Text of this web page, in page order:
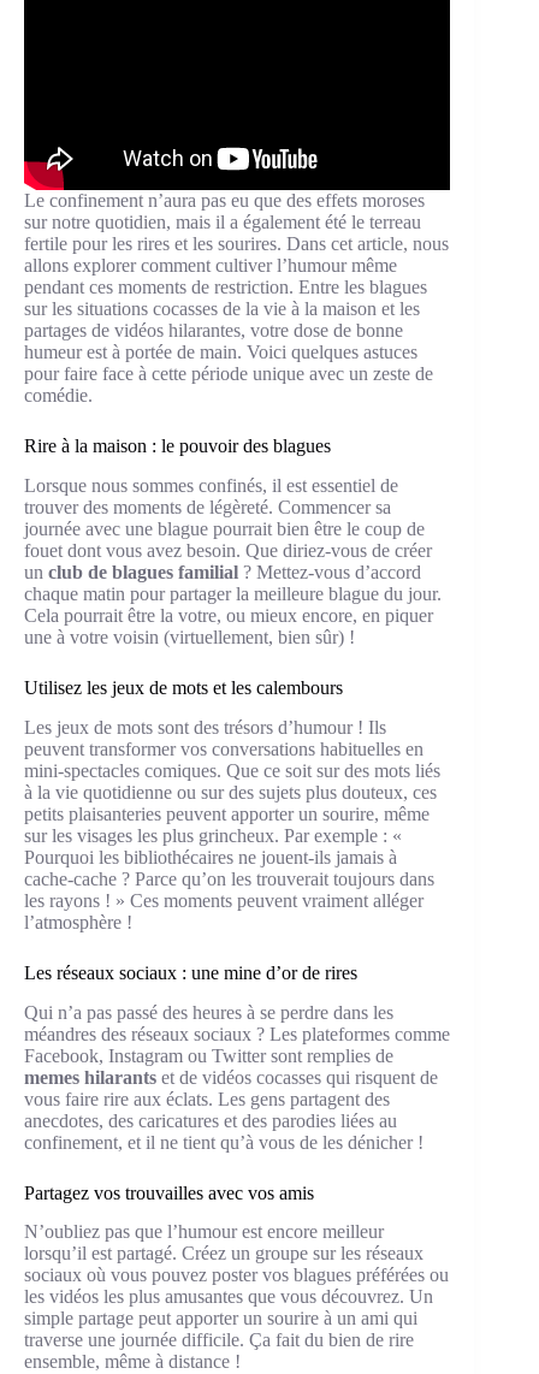
Le confinement n’aura pas eu que des effets moroses
sur notre quotidien, mais il a également été le terreau
fertile pour les rires et les sourires. Dans cet article, nous
allons explorer comment cultiver l’humour même
pendant ces moments de restriction. Entre les blagues
sur les situations cocasses de la vie à la maison et les
partages de vidéos hilarantes, votre dose de bonne
humeur est à portée de main. Voici quelques astuces
pour faire face à cette période unique avec un zeste de
comédie.
Rire à la maison : le pouvoir des blagues
Lorsque nous sommes confinés, il est essentiel de
trouver des moments de légèreté. Commencer sa
journée avec une blague pourrait bien être le coup de
fouet dont vous avez besoin. Que diriez-vous de créer
un club de blagues familial ? Mettez-vous d’accord
chaque matin pour partager la meilleure blague du jour.
Cela pourrait être la votre, ou mieux encore, en piquer
une à votre voisin (virtuellement, bien sûr) !
Utilisez les jeux de mots et les calembours
Les jeux de mots sont des trésors d’humour ! Ils
peuvent transformer vos conversations habituelles en
mini-spectacles comiques. Que ce soit sur des mots liés
à la vie quotidienne ou sur des sujets plus douteux, ces
petits plaisanteries peuvent apporter un sourire, même
sur les visages les plus grincheux. Par exemple : «
Pourquoi les bibliothécaires ne jouent-ils jamais à
cache-cache ? Parce qu’on les trouverait toujours dans
les rayons ! » Ces moments peuvent vraiment alléger
l’atmosphère !
Les réseaux sociaux : une mine d’or de rires
Qui n’a pas passé des heures à se perdre dans les
méandres des réseaux sociaux ? Les plateformes comme
Facebook, Instagram ou Twitter sont remplies de
memes hilarants et de vidéos cocasses qui risquent de
vous faire rire aux éclats. Les gens partagent des
anecdotes, des caricatures et des parodies liées au
confinement, et il ne tient qu’à vous de les dénicher !
Partagez vos trouvailles avec vos amis
N’oubliez pas que l’humour est encore meilleur
lorsqu’il est partagé. Créez un groupe sur les réseaux
sociaux où vous pouvez poster vos blagues préférées ou
les vidéos les plus amusantes que vous découvrez. Un
simple partage peut apporter un sourire à un ami qui
traverse une journée difficile. Ça fait du bien de rire
ensemble, même à distance !